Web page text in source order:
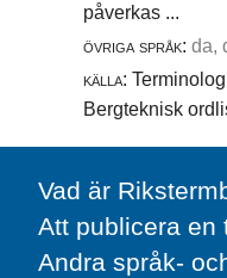
påverkas ...
övriga språk: da,
källa:
Bergteknisk
Vad är
Att publicera en
Andra språk-